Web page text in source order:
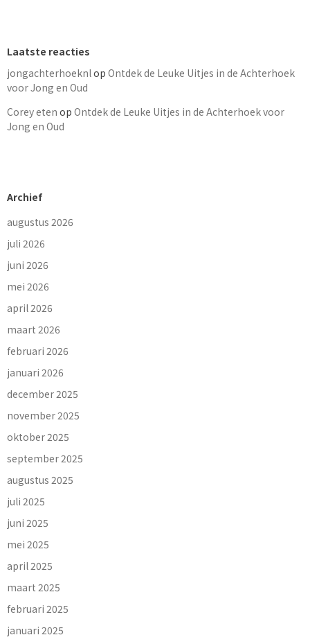
Laatste reacties
jongachterhoeknlop Ontdek de Leuke Uitjes in de Achterhoek
voor Jong en Oud
Corey eten op Ontdek de Leuke Uitjes in de Achterhoek voor
Jong en Oud
Archief
augustus 2026
juli 2026
juni 2026
mei 2026
april 2026
maart 2026
februari 2026
januari 2026
december 2025
november 2025
oktober 2025
september 2025
augustus 2025
juli 2025
juni 2025
mei 2025
april 2025
maart 2025
februari 2025
januari 2025